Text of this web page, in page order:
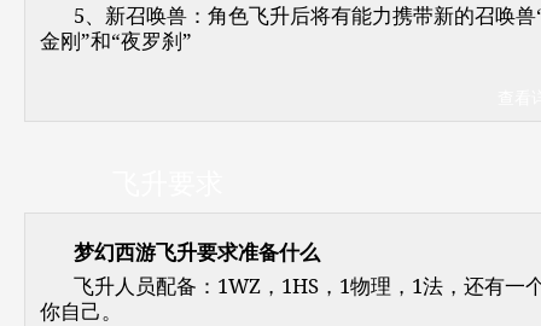
5、新召唤兽：角色飞升后将有能力携带新的召唤兽
金刚”和“夜罗刹”
梦幻西游飞升要求准备什么
飞升人员配备：1WZ，1HS，1物理，1法，还有一
你自己。